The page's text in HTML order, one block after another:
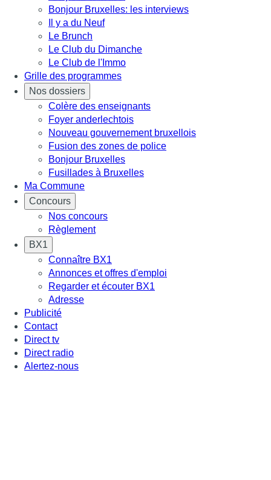
Bonjour Bruxelles: les interviews
Il y a du Neuf
Le Brunch
Le Club du Dimanche
Le Club de l'Immo
Grille des programmes
Nos dossiers
Colère des enseignants
Foyer anderlechtois
Nouveau gouvernement bruxellois
Fusion des zones de police
Bonjour Bruxelles
Fusillades à Bruxelles
Ma Commune
Concours
Nos concours
Règlement
BX1
Connaître BX1
Annonces et offres d'emploi
Regarder et écouter BX1
Adresse
Publicité
Contact
Direct tv
Direct radio
Alertez-nous